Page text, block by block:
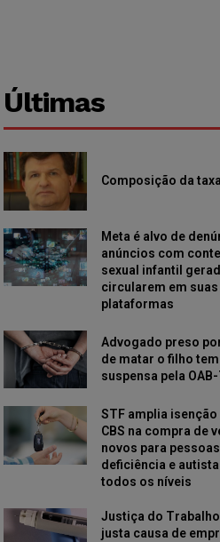
Últimas
Composição da
Meta é alvo de
anúncios com
sexual infantil
circularem em suas
plataformas
Advogado preso
de matar o filho
suspensa pela OAB-
STF amplia isenção
CBS na compra de
novos para
deficiência e
todos os níveis
Justiça do
justa causa de